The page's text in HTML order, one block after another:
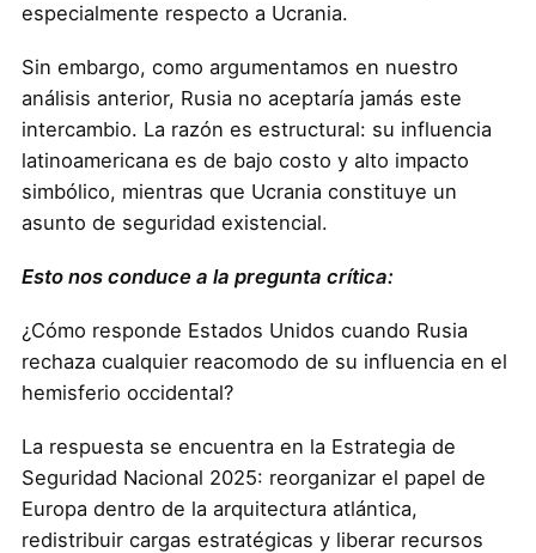
especialmente respecto a Ucrania.
Sin embargo, como argumentamos en nuestro
análisis anterior, Rusia no aceptaría jamás este
intercambio. La razón es estructural: su influencia
latinoamericana es de bajo costo y alto impacto
simbólico, mientras que Ucrania constituye un
asunto de seguridad existencial.
Esto nos conduce a la pregunta crítica:
¿Cómo responde Estados Unidos cuando Rusia
rechaza cualquier reacomodo de su influencia en el
hemisferio occidental?
La respuesta se encuentra en la Estrategia de
Seguridad Nacional 2025: reorganizar el papel de
Europa dentro de la arquitectura atlántica,
redistribuir cargas estratégicas y liberar recursos